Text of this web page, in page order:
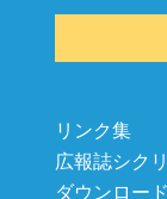
リンク集
広報誌シク
ダウンロード